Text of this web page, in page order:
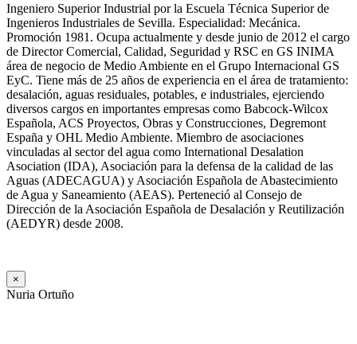
Ingeniero Superior Industrial por la Escuela Técnica Superior de
Ingenieros Industriales de Sevilla. Especialidad: Mecánica.
Promoción 1981. Ocupa actualmente y desde junio de 2012 el cargo
de Director Comercial, Calidad, Seguridad y RSC en GS INIMA
área de negocio de Medio Ambiente en el Grupo Internacional GS
EyC. Tiene más de 25 años de experiencia en el área de tratamiento:
desalación, aguas residuales, potables, e industriales, ejerciendo
diversos cargos en importantes empresas como Babcock-Wilcox
Española, ACS Proyectos, Obras y Construcciones, Degremont
España y OHL Medio Ambiente. Miembro de asociaciones
vinculadas al sector del agua como International Desalation
Asociation (IDA), Asociación para la defensa de la calidad de las
Aguas (ADECAGUA) y Asociación Española de Abastecimiento
de Agua y Saneamiento (AEAS). Perteneció al Consejo de
Dirección de la Asociación Española de Desalación y Reutilización
(AEDYR) desde 2008.
×
Nuria Ortuño